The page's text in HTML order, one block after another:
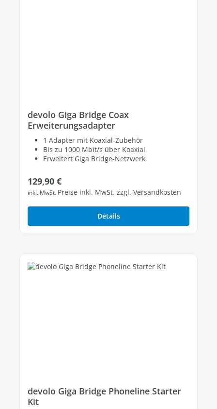
devolo Giga Bridge Coax
Erweiterungsadapter
1 Adapter mit Koaxial-Zubehör
Bis zu 1000 Mbit/s über Koaxial
Erweitert Giga Bridge-Netzwerk
Regulärer Preis:
129,90 €
inkl. MwSt. Preise inkl. MwSt. zzgl. Versandkosten
Details
devolo Giga Bridge Phoneline Starter
Kit